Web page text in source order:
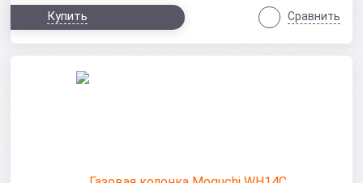
Купить Сравнить